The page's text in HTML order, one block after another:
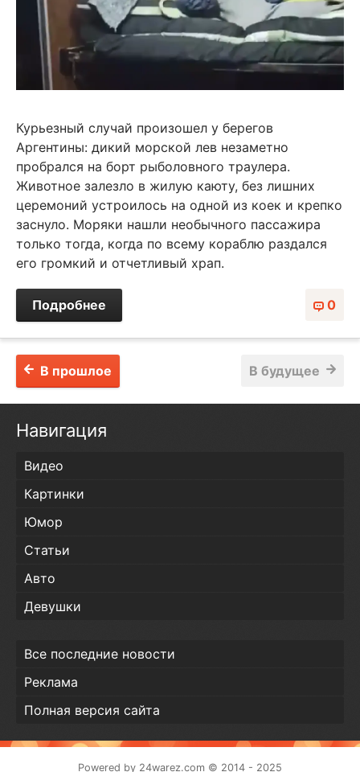
Курьезный случай произошел у берегов
Аргентины: дикий морской лев незаметно
пробрался на борт рыболовного траулера.
Животное залезло в жилую каюту, без лишних
церемоний устроилось на одной из коек и крепко
заснуло. Моряки нашли необычного пассажира
только тогда, когда по всему кораблю раздался
его громкий и отчетливый храп.
0
Подробнее
В будущее
В прошлое
Навигация
Видео
Картинки
Юмор
Статьи
Авто
Девушки
Все последние новости
Реклама
Полная версия сайта
Powered by 24warez.com © 2014 - 2025